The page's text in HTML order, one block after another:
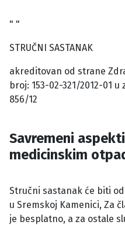
" "
STRUČNI SASTANAK
akreditovan od strane
broj: 153-02-321/2012-01
856/12
Savremeni
medicinskim
Stručni sastanak će biti
u Sremskoj Kamenici, Za
je besplatno, a za ostale